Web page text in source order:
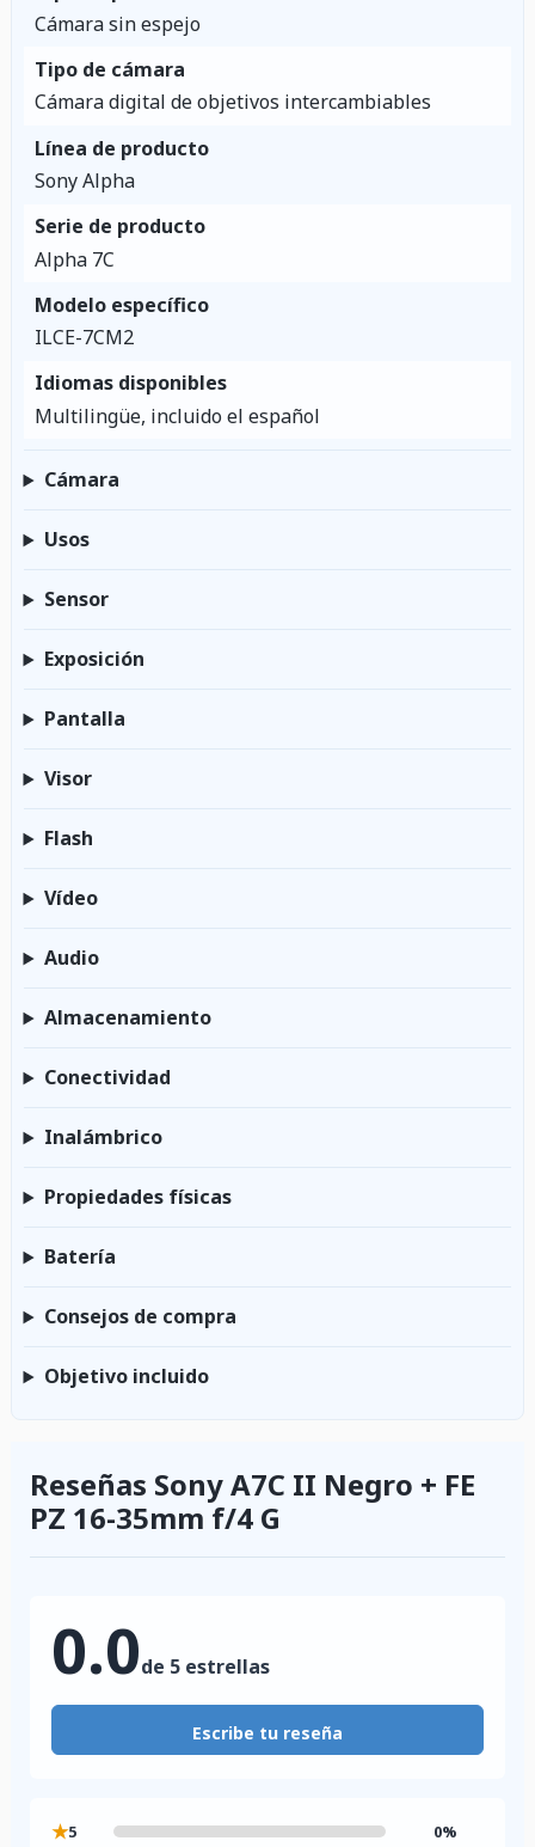
Cámara sin espejo
Tipo de cámara
Cámara digital de objetivos intercambiables
Línea de producto
Sony Alpha
Serie de producto
Alpha 7C
Modelo específico
ILCE-7CM2
Idiomas disponibles
Multilingüe, incluido el español
Cámara
Usos
Sensor
Exposición
Pantalla
Visor
Flash
Vídeo
Audio
Almacenamiento
Conectividad
Inalámbrico
Propiedades físicas
Batería
Consejos de compra
Objetivo incluido
Reseñas Sony A7C II Negro + FE
PZ 16-35mm f/4 G
0.0de 5 estrellas
Escribe tu reseña
★5 0%